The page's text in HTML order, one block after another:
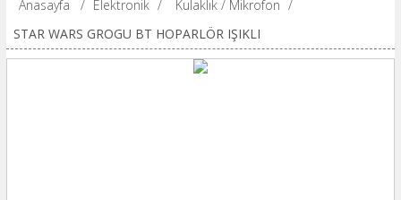
Anasayfa / Elektronik / Kulaklık / Mikrofon /
STAR WARS GROGU BT HOPARLÖR IŞIKLI